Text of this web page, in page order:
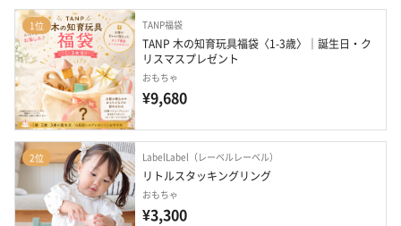
1位 TANP福袋
TANP 木の知育玩具福袋〈1-3歳〉｜誕生日・ク
リスマスプレゼント
おもちゃ
¥9,680
2位 LabelLabel（レーベルレーベル）
リトルスタッキングリング
おもちゃ
¥3,300